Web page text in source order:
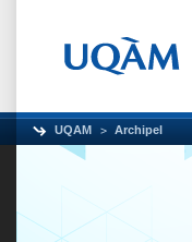
UQAM Archipel